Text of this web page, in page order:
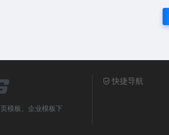
模板、企业模板下
快捷导航